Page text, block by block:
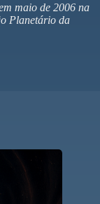
maio de 2006 na
Planetário da